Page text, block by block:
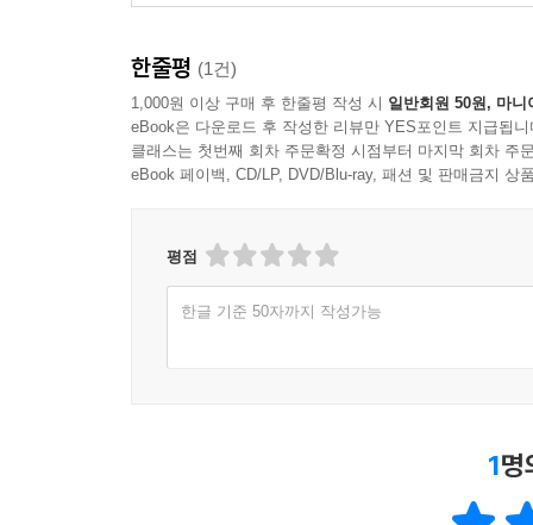
굉음을 내 정봉주 전 의원에게 욕설을 들은 적이
최근 활동이 뜸해졌다.
일각에서는 인?가 김용민 교수를 능가한다는 주장
그(또는 그녀!)의 존재는 상당한 의미를 갖는다.
팬카페에서 확인할 수 있다.
물 빠지는 소리 외에 가끔씩 분노한(또는 외로운)
한줄평 (1건)
1,000원 이상 구매 후 한줄평 작성 시 일반회원 50원, 마니
eBook은 다운로드 후 작성한 리뷰만 YES포인트 지급됩니
클래스는 첫번째 회차 주문확정 시점부터 마지막 회차 주
eBook 페이백, CD/LP, DVD/Blu-ray, 패션 및 판매금지 상
평점
한글 기준 50자까지 작성가능
1명